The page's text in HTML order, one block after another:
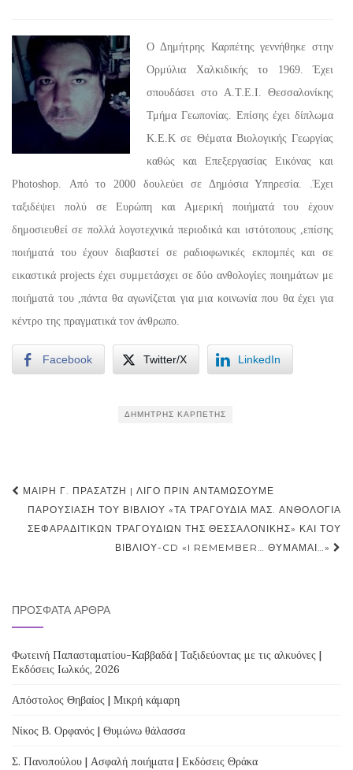
Ο Δημήτρης Καρπέτης γεννήθηκε στην
Ορμύλια Χαλκιδικής το 1969. Έχει
σπουδάσει στο Α.Τ.Ε.Ι. Θεσσαλονίκης
Τμήμα Γεωπονίας. Επίσης έχει δίπλωμα
Κ.Ε.Κ σε Θέματα Βιολογικής Γεωργίας
καθώς και Επεξεργασίας Εικόνας και
Photoshop. Από το 2000 δουλεύει σε Δημόσια Υπηρεσία. .Έχει
ταξιδέψει πολύ σε Ευρώπη και Αμερική ποιήματά του έχουν
δημοσιευθεί σε πολλά λογοτεχνικά περιοδικά και ιστότοπους ,επίσης
ποιήματά του έχουν διαβαστεί σε ραδιοφωνικές εκπομπές και σε
εικαστικά projects έχει συμμετάσχει σε δύο ανθολογίες ποιημάτων με
ποιήματά του ,πάντα θα αγωνίζεται για μια κοινωνία που θα έχει για
κέντρο της πραγματικά τον άνθρωπο.
Facebook Twitter/X LinkedIn
ΔΗΜΉΤΡΗΣ ΚΑΡΠΈΤΗΣ
Post
navigation
ΜΑΊΡΗ Γ. ΠΡΆΣΑΤΖΗ | ΛΊΓΟ ΠΡΙΝ ΑΝΤΑΜΏΣΟΥΜΕ
ΠΑΡΟΥΣΊΑΣΗ ΤΟΥ ΒΙΒΛΊΟΥ «ΤΑ ΤΡΑΓΟΎΔΙΑ ΜΑΣ. ΑΝΘΟΛΟΓΊΑ
ΣΕΦΑΡΑΔΊΤΙΚΩΝ ΤΡΑΓΟΥΔΙΏΝ ΤΗΣ ΘΕΣΣΑΛΟΝΊΚΗΣ» ΚΑΙ ΤΟΥ
ΒΙΒΛΊΟΥ-CD «I REMEMBER… ΘΥΜΑΜΑΙ…»
ΠΡΌΣΦΑΤΑ ΆΡΘΡΑ
Φωτεινή Παπασταματίου-Καββαδά | Ταξιδεύοντας με τις αλκυόνες |
Εκδόσεις Ιωλκός, 2026
Απόστολος Θηβαίος | Μικρή κάμαρη
Νίκος Β. Ορφανός | Θυμώνω θάλασσα
Σ. Πανοπούλου | Ασφαλή ποιήματα | Εκδόσεις Θράκα